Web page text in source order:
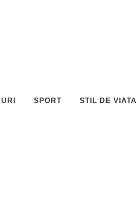
SPORT STIL DE VIATA